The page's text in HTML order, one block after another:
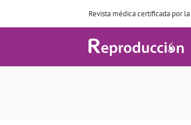
Revista médica certificada por la